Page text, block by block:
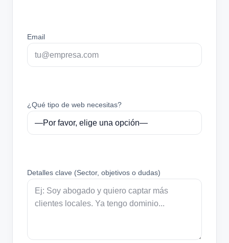
Email
¿Qué tipo de web necesitas?
Detalles clave (Sector, objetivos o dudas)